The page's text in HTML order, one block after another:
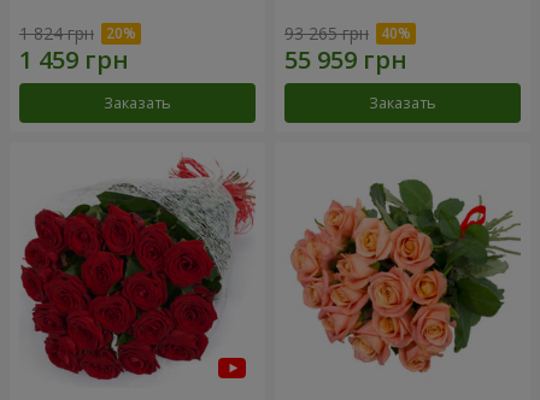
1 824 грн
Заказать
93 265 грн
Заказать